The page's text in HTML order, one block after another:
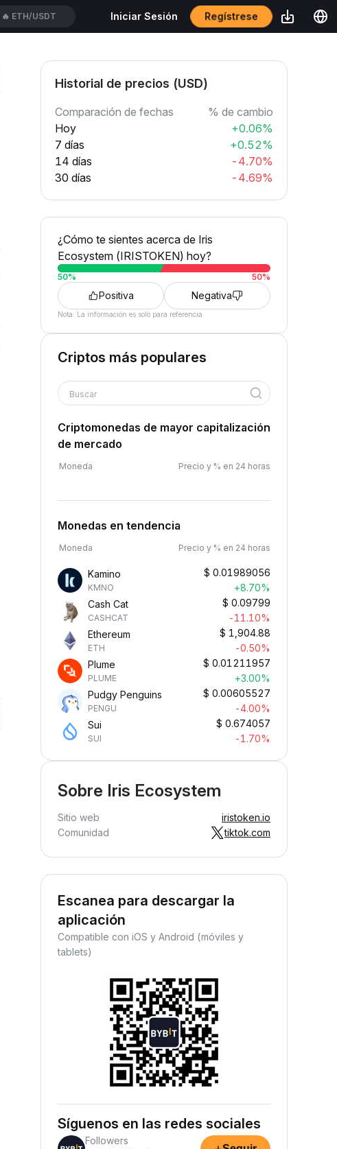
🔥 ETH/USDT Iniciar Sesión Regístrese
Historial de precios (USD)
Comparación de fechas
% de cambio
Hoy
+0.06%
7 días
+0.52%
14 días
-4.70%
30 días
-4.69%
¿Cómo te sientes acerca de Iris
Ecosystem (IRISTOKEN) hoy?
50% 50%
Positiva Negativa
Nota: La información es solo para referencia.
Criptos más populares
Buscar
Criptomonedas de mayor capitalización
de mercado
Moneda Precio y % en 24 horas
Monedas en tendencia
Moneda Precio y % en 24 horas
Kamino
KMNO
$ 0.01989056
+8.70%
Cash Cat
CASHCAT
$ 0.09799
-11.10%
Ethereum
ETH
$ 1,904.88
-0.50%
Plume
PLUME
$ 0.01211957
+3.00%
Pudgy Penguins
PENGU
$ 0.00605527
-4.00%
Sui
SUI
$ 0.674057
-1.70%
Sobre Iris Ecosystem
Sitio web
iristoken.io
Comunidad
tiktok.com
Escanea para descargar la
aplicación
Compatible con iOS y Android (móviles y
tablets)
Síguenos en las redes sociales
Followers